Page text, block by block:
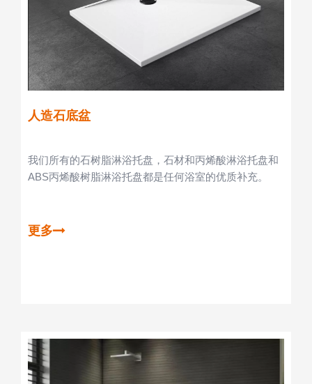
人造石底盆
我们所有的石树脂淋浴托盘，石材和丙烯酸淋浴托盘和
ABS丙烯酸树脂淋浴托盘都是任何浴室的优质补充。
更多